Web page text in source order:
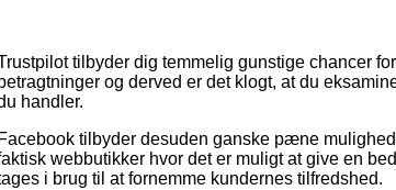
tilbyder dig temmelig gunstige chancer
betragtninger og derved er det klogt, at du
handler.
Facebook tilbyder desuden ganske pæne
webbutikker hvor det er muligt at give en
i brug til at fornemme kundernes tilfredshed.